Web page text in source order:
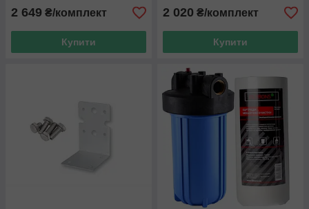
2 649 ₴/комплект
Купити
2 020 ₴/комплект
Купити